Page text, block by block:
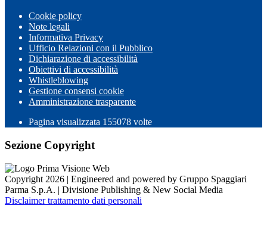
Cookie policy
Note legali
Informativa Privacy
Ufficio Relazioni con il Pubblico
Dichiarazione di accessibilità
Obiettivi di accessibilità
Whistleblowing
Gestione consensi cookie
Amministrazione trasparente
Pagina visualizzata 155078 volte
Sezione Copyright
Copyright 2026 | Engineered and powered by Gruppo Spaggiari
Parma S.p.A. | Divisione Publishing & New Social Media
Disclaimer trattamento dati personali